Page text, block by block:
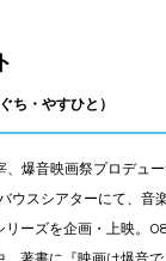
ぐち・やすひと）
爆音映画祭プロデュ
ウスシアターにて、音
リーズを企画・上映。